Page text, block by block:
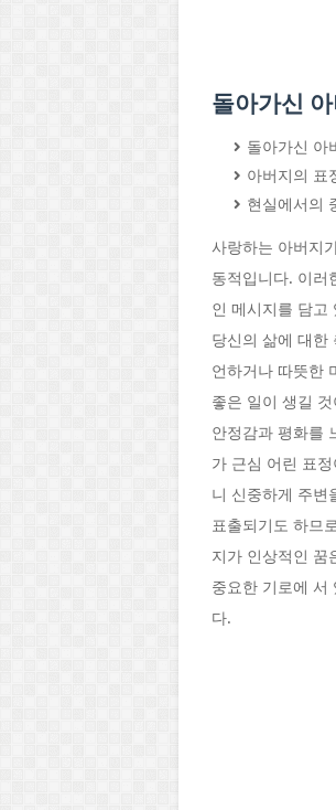
돌아가신
돌아가신 아
아버지의 표
현실에서의
사랑하는 아버지
동적입니다. 이러
인 메시지를 담고
당신의 삶에 대한
언하거나 따뜻한
좋은 일이 생길
안정감과 평화를
가 근심 어린 표
니 신중하게 주변
표출되기도 하므
지가 인상적인 꿈
중요한 기로에 서
다.